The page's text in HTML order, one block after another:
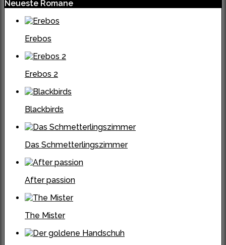
Neueste Romane
Erebos
Erebos 2
Blackbirds
Das Schmetterlingszimmer
After passion
The Mister